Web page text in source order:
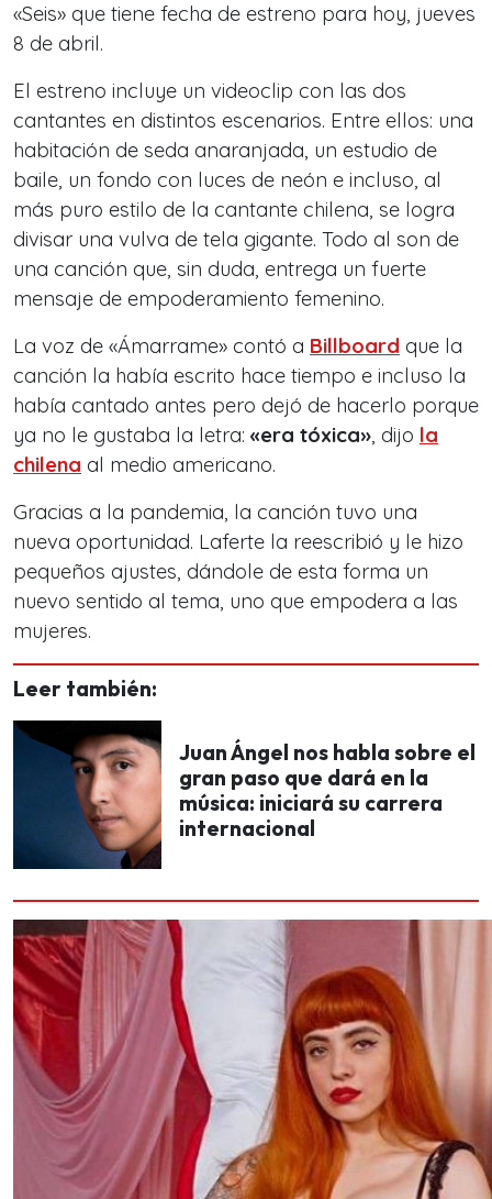
«Seis» que tiene fecha de estreno para hoy, jueves
8 de abril.
El estreno incluye un videoclip con las dos
cantantes en distintos escenarios. Entre ellos: una
habitación de seda anaranjada, un estudio de
baile, un fondo con luces de neón e incluso, al
más puro estilo de la cantante chilena, se logra
divisar una vulva de tela gigante. Todo al son de
una canción que, sin duda, entrega un fuerte
mensaje de empoderamiento femenino.
La voz de «Ámarrame» contó a Billboard que la
canción la había escrito hace tiempo e incluso la
había cantado antes pero dejó de hacerlo porque
ya no le gustaba la letra: «era tóxica», dijo la
chilena al medio americano.
Gracias a la pandemia, la canción tuvo una
nueva oportunidad. Laferte la reescribió y le hizo
pequeños ajustes, dándole de esta forma un
nuevo sentido al tema, uno que empodera a las
mujeres.
Leer también:
Juan Ángel nos habla sobre el
gran paso que dará en la
música: iniciará su carrera
internacional